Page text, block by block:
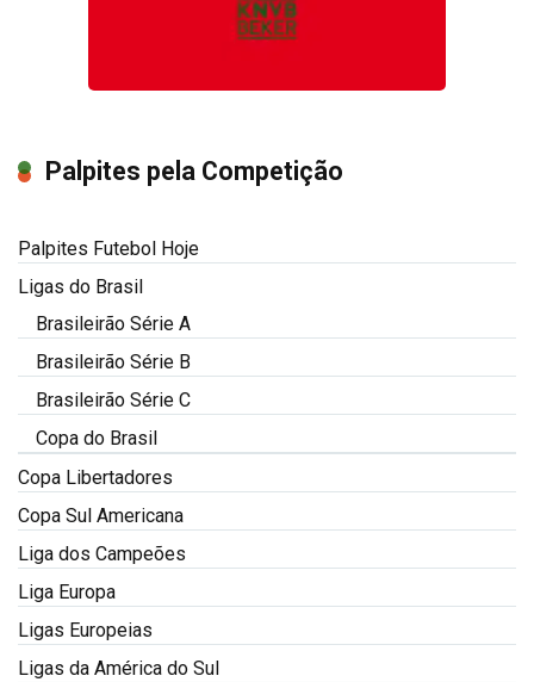
Palpites pela Competição
Palpites Futebol Hoje
Ligas do Brasil
Brasileirão Série A
Brasileirão Série B
Brasileirão Série C
Copa do Brasil
Copa Libertadores
Copa Sul Americana
Liga dos Campeões
Liga Europa
Ligas Europeias
Ligas da América do Sul